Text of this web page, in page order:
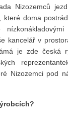
Nizozemců
které doma
kancelář v
je zde česká
Nizozemci pod